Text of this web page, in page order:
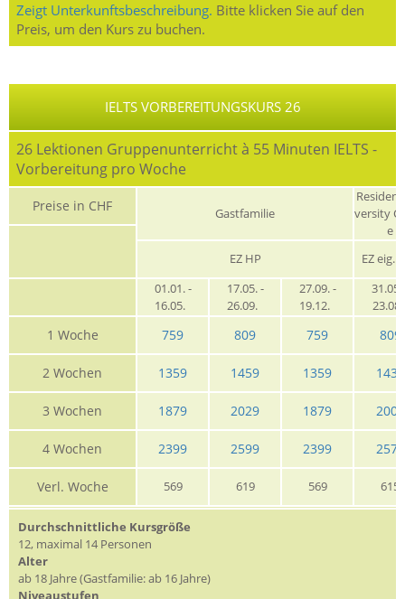
Zeigt Unterkunftsbeschreibung. Bitte klicken Sie auf den
Preis, um den Kurs zu buchen.
IELTS VORBEREITUNGSKURS 26
26 Lektionen Gruppenunterricht à 55 Minuten IELTS -
Vorbereitung pro Woche
Preise in CHF Gastfamilie
versity
e
EZ HP
EZ eig.
01.01. -
16.05.
17.05. -
26.09.
27.09. -
19.12.
31.05.
1 Woche 759 809 759 809
2 Wochen 1359 1459 1359 1439
3 Wochen 1879 2029 1879 2009
4 Wochen 2399 2599 2399 2575
Verl. Woche 569 619 569 615
Durchschnittliche Kursgröße
12, maximal 14 Personen
Alter
ab 18 Jahre (Gastfamilie: ab 16 Jahre)
Niveaustufen